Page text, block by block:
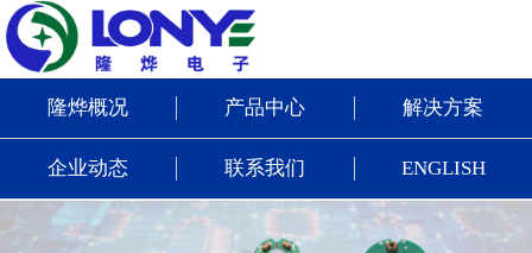
隆烨概况 产品中心 解决方案
企业动态 联系我们 ENGLISH